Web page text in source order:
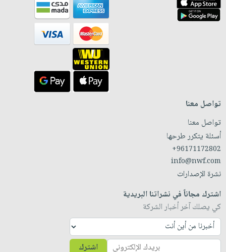
تواصل معنا
تواصل معنا
أسئلة يتكرر طرحها
+96171172802
info@nwf.com
نشرة الإصدارات
اشترك مجاناً في نشراتنا البريدية
كي يصلك آخر أخبار الشركة
اشترك